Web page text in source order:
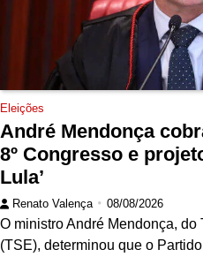
Eleições
André Mendonça
8º Congresso e
Lula’
Renato Valença 08/08/2026
O ministro André Mendonça, do
(TSE), determinou que o